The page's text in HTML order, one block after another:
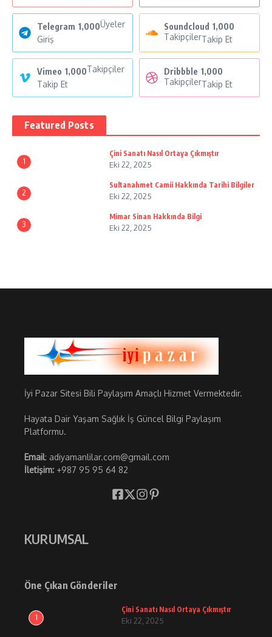
Telegram 1,000Üyeler
Giriş
Soundcloud 1,000
TakipçilerTakip Et
Vimeo 1,000Takipçiler
Takip Et
Dribbble 1,000
TakipçilerTakip Et
Featured Posts
1
Çini Sanatı Nasıl Ortaya Çıkmıştır
Eki 22, 2025
2
Sultanahmet Camii Hakkında Tarihi Bilgiler
Eki 22, 2025
3
Mimar Sinan Hakkında Bilgi
Eki 22, 2025
İyi Pazar Sitesi Bili Paylaşım Amaçlı Hizmet Vermektedir.
Hayata Dair Yaşam Sağlık İş Güncel Bilgi Paylaşım
Platformu.
Email: adiyamanlilar.com@gmail.com
İletişim: +987 95 95 64 82
KURUMSAL
Öne Çıkan Gönderiler
1
Çini Sanatı Nasıl Ortaya Çıkmıştır
Eki 22, 2025